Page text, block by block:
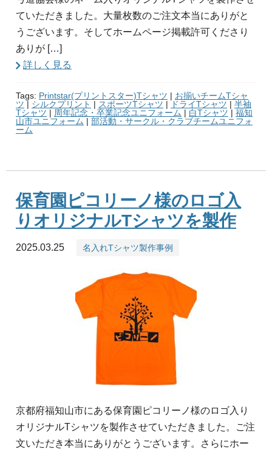
ていただきました。大量枚数のご注文本当にありがと
うございます。そしてホームページ掲載許可くださり
ありが […]
詳しく見る
Tags: Printstar(プリントスター)Tシャツ | お揃いチームTシャ
ツ | シルクプリント | スポーツTシャツ | ドライTシャツ | 半袖
Tシャツ | 周年記念・卒業記念ユニフォーム | 白Tシャツ | 福知
山市ユニフォーム | 部活動・サークル・クラブチームユニフォ
ーム
保育園ピコリーノ様のロゴ入
りオリジナルTシャツを製作
2025.03.25 名入れTシャツ製作事例
京都府福知山市にある保育園ピコリーノ様のロゴ入り
オリジナルTシャツを製作させていただきました。ご注
文いただき本当にありがとうございます。さらにホー